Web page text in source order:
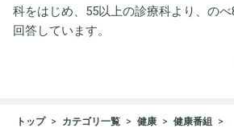
科をはじめ、55以上の診療科より、の
回答しています。
トップ カテゴリ一覧 健康 健康番組